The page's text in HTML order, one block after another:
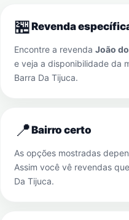
🏪Revenda
Encontre a revenda João
e veja a disponibilidade da
Barra Da Tijuca.
📍Bairro certo
As opções mostradas
Assim você vê revendas
Da Tijuca.